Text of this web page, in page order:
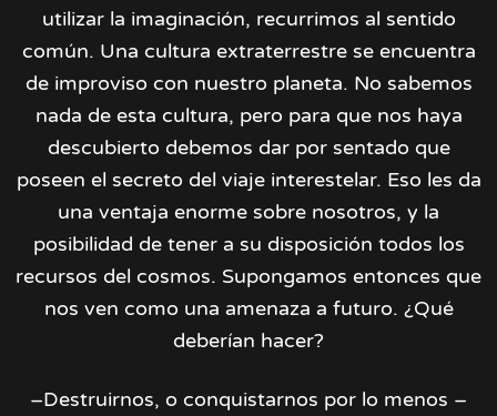
utilizar la imaginación, recurrimos al sentido
común. Una cultura extraterrestre se encuentra
de improviso con nuestro planeta. No sabemos
nada de esta cultura, pero para que nos haya
descubierto debemos dar por sentado que
poseen el secreto del viaje interestelar. Eso les da
una ventaja enorme sobre nosotros, y la
posibilidad de tener a su disposición todos los
recursos del cosmos. Supongamos entonces que
nos ven como una amenaza a futuro. ¿Qué
deberían hacer?
–Destruirnos, o conquistarnos por lo menos –